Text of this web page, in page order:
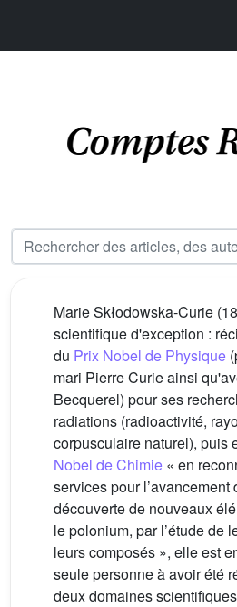
Marie Skłodowska-Curie
scientifique d'exception :
du Prix Nobel de Physique
mari Pierre Curie ainsi
Becquerel) pour ses
radiations (radioactivité,
corpusculaire naturel), puis
Nobel de Chimie « en
services pour
découverte de nouveaux
le polonium, par l’étude de
leurs composés », elle est
seule personne à avoir été
deux domaines